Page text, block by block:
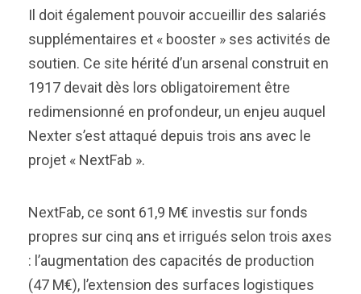
Il doit également pouvoir accueillir des salariés
supplémentaires et « booster » ses activités de
soutien. Ce site hérité d’un arsenal construit en
1917 devait dès lors obligatoirement être
redimensionné en profondeur, un enjeu auquel
Nexter s’est attaqué depuis trois ans avec le
projet « NextFab ».
NextFab, ce sont 61,9 M€ investis sur fonds
propres sur cinq ans et irrigués selon trois axes
: l’augmentation des capacités de production
(47 M€), l’extension des surfaces logistiques